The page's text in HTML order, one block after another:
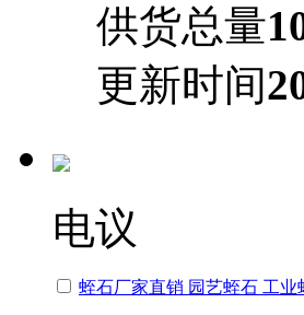
供货总量
更新时间
电议
蛭石厂家直销 园艺蛭石 工业